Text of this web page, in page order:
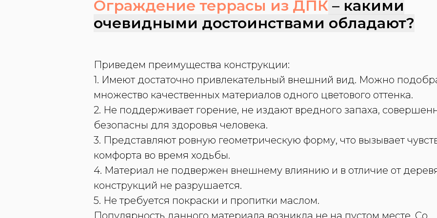
Ограждение террасы из ДПК – какими
очевидными достоинствами обладают?
Приведем преимущества конструкции:
1. Имеют достаточно привлекательный внешний вид. Можно
множество качественных материалов одного цветового оттенка.
2. Не поддерживает горение, не издают вредного запаха,
безопасны для здоровья человека.
3. Представляют ровную геометрическую форму, что вызывает
комфорта во время ходьбы.
4. Материал не подвержен внешнему влиянию и в отличие от
конструкций не разрушается.
5. Не требуется покраски и пропитки маслом.
Популярность данного материала возникла не на пустом месте. Со